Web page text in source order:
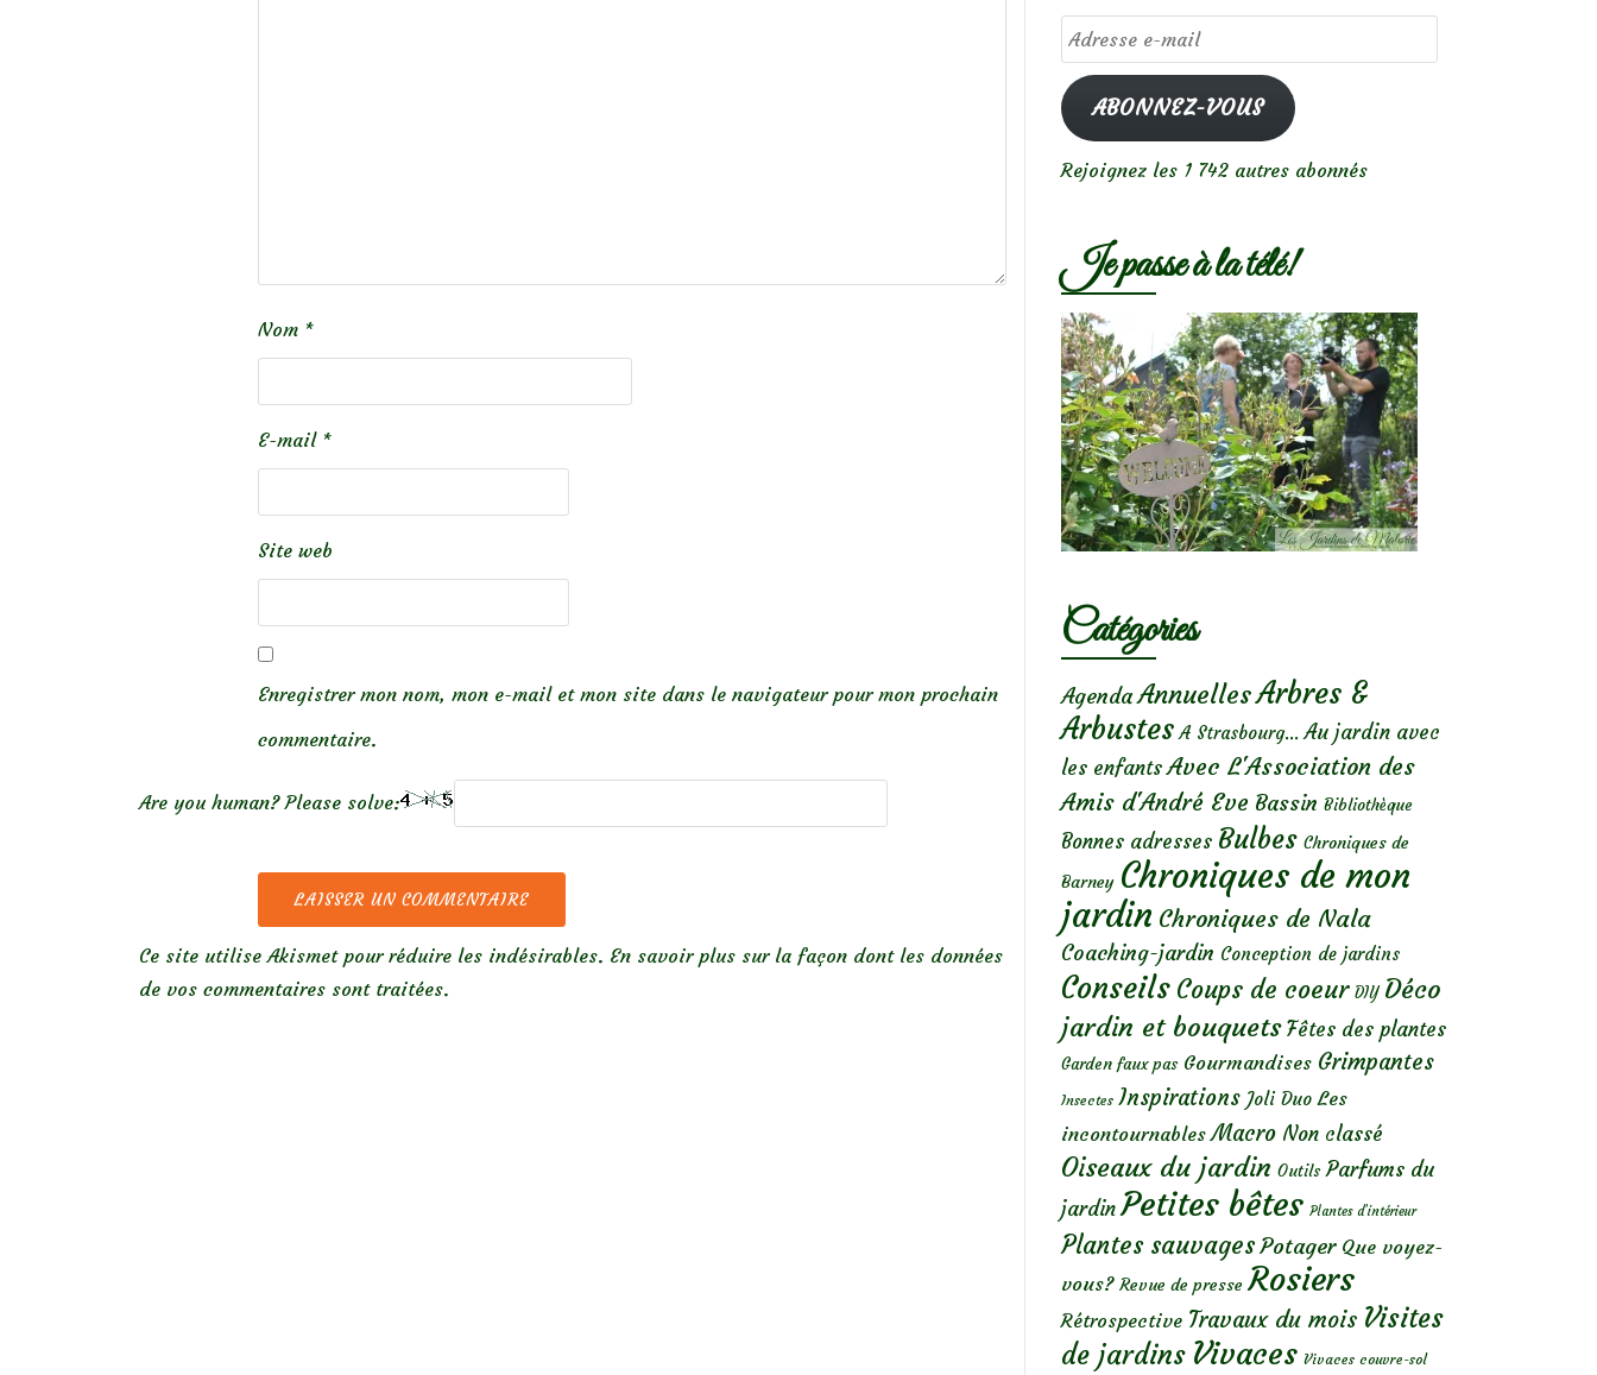
Nom *
E-mail *
Site web
Enregistrer mon nom, mon e-mail et mon site dans le navigateur pour mon prochain
commentaire.
Are you human? Please solve:
Ce site utilise Akismet pour réduire les indésirables. En savoir plus sur la façon dont les données
de vos commentaires sont traitées.
Adresse
e-
mailABONNEZ-VOUS
Rejoignez les 1 742 autres abonnés
Je passe à la télé!
Catégories
Agenda AnnuellesArbres &
Arbustes A Strasbourg... Au jardin avec
les enfants Avec L'Association des
Amis d'André Eve Bassin Bibliothèque
Bonnes adresses Bulbes Chroniques de
Barney Chroniques de mon
jardin Chroniques de Nala
Coaching-jardin Conception de jardins
Conseils Coups de coeur DIY Déco
jardin et bouquets Fêtes des plantes
Garden faux pas Gourmandises Grimpantes
Insectes Inspirations Joli Duo Les
incontournables Macro Non classé
Oiseaux du jardin Outils Parfums du
jardin Petites bêtes Plantes d’intérieur
Plantes sauvages Potager Que voyez-
vous? Revue de presse Rosiers
Rétrospective Travaux du mois Visites
de jardins Vivaces Vivaces couvre-sol